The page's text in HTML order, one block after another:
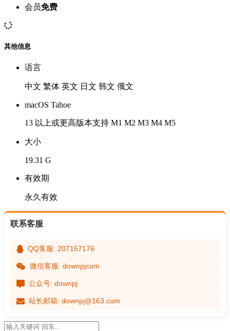
会员免费
其他信息
语言
中文 繁体 英文 日文 韩文 俄文
macOS Tahoe
13 以上或更高版本支持 M1 M2 M3 M4 M5
大小
19.31 G
有效期
永久有效
联系客服
QQ客服: 207157176
微信客服: downpjcom
公众号: downpj
站长邮箱: downpj@163.com